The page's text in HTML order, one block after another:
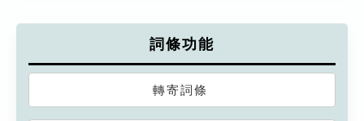
詞條功能
轉寄詞條